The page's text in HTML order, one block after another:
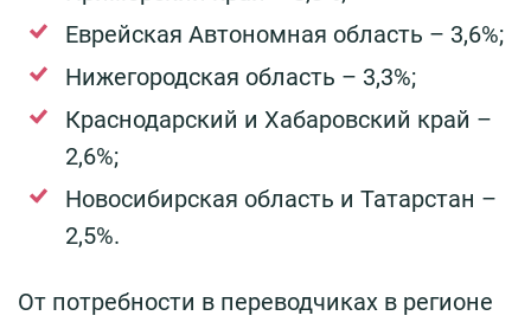
Еврейская Автономная область – 3,6%;
Нижегородская область – 3,3%;
Краснодарский и Хабаровский край –
2,6%;
Новосибирская область и Татарстан –
2,5%.
От потребности в переводчиках в регионе